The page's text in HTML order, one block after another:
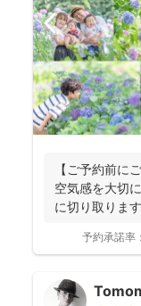
【ご予約前に
空気感を大切
に切り取りま
予約承諾率：